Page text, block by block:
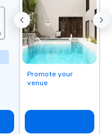
Promote your
venue